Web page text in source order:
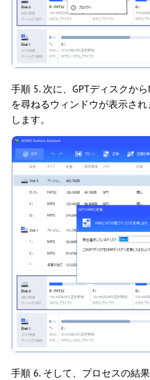
手順 5. 次に、GPTディスクか
を尋ねるウィンドウが表示さ
します。
手順 6. そして、プロセスの結